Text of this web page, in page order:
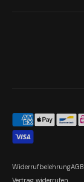
WiderrufbelehrungAGB